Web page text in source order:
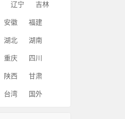
辽宁 吉林
安徽 福建
湖北 湖南
重庆 四川
陕西 甘肃
台湾 国外